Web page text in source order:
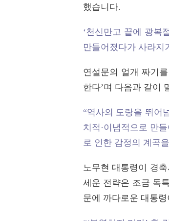
했습니다.
‘천신만고 끝에 광복
만들어졌다가 사라지
연설문의 얼개 짜기
한다’며 다음과 같이
“역사의 도랑을 뛰어
치적·이념적으로 만
로 인한 감정의 계곡
노무현 대통령이 경
세운 전략은 조금 독
문에 까다로운 대통